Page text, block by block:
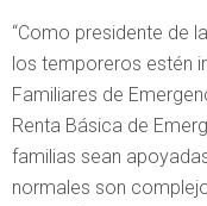
“Como presidente de
los temporeros estén
Familiares de
Renta Básica de
familias sean
normales son